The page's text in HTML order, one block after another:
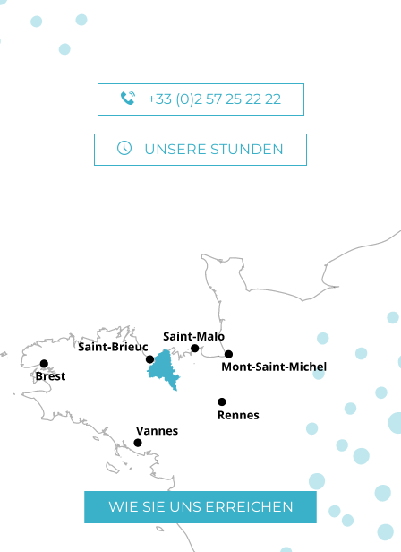
+33 (0)2 57 25 22 22
UNSERE STUNDEN
WIE SIE UNS ERREICHEN